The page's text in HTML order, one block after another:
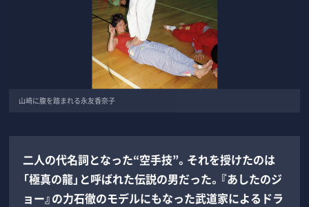
山崎に腹を踏まれる永友香奈子
二人の代名詞となった“空手技”。それを授けたのは
「極真の龍」と呼ばれた伝説の男だった。『あしたのジ
ョー』の力石徹のモデルにもなった武道家によるドラ